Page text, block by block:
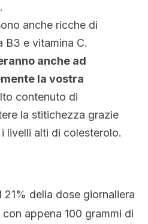
anche ricche di
B3 e vitamina C.
anche ad
la vostra
contenuto di
la stitichezza grazie
livelli alti di colesterolo.
della dose giornaliera
appena 100 grammi di